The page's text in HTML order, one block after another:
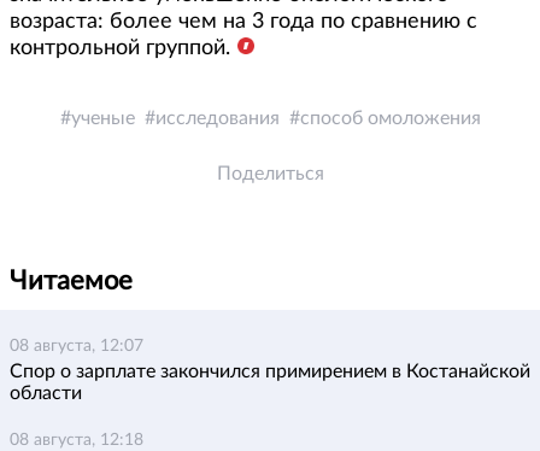
возраста: более чем на 3 года по сравнению с
контрольной группой.
ученые исследования способ омоложения
Поделиться
Читаемое
08 августа, 12:07
Спор о зарплате закончился примирением в Костанайской
области
08 августа, 12:18